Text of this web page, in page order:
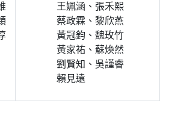
王姵涵、張禾熙
蔡政霖、黎欣燕
黃冠鈞、魏玫竹
黃家祐、蘇煥然
劉賢知、吳謹睿
賴見遠